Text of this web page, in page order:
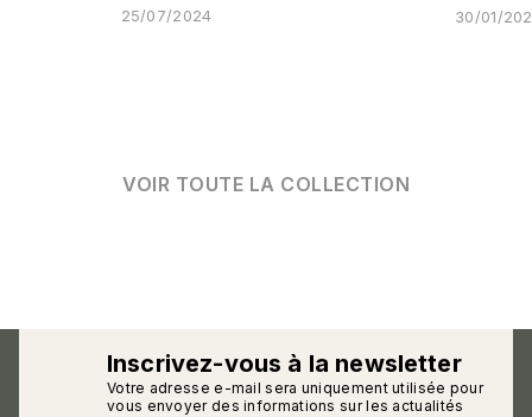
25/07/2024 30/01/
VOIR TOUTE LA COLLECTION
Inscrivez-vous à la newsletter
Votre adresse e-mail sera uniquement utilisée pour
vous envoyer des informations sur les actualités